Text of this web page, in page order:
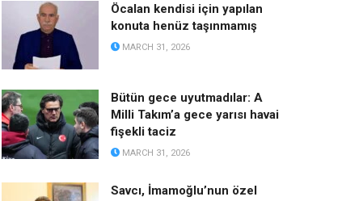
Öcalan kendisi için yapılan
konuta henüz taşınmamış
MARCH 31, 2026
Bütün gece uyutmadılar: A
Milli Takım’a gece yarısı havai
fişekli taciz
MARCH 31, 2026
Savcı, İmamoğlu’nun özel